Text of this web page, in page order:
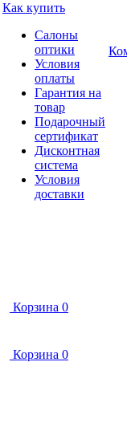
Как купить
Салоны
оптики
Условия
оплаты
Гарантия на
товар
Подарочный
сертификат
Дисконтная
система
Условия
доставки
Корзина 0
Корзина 0